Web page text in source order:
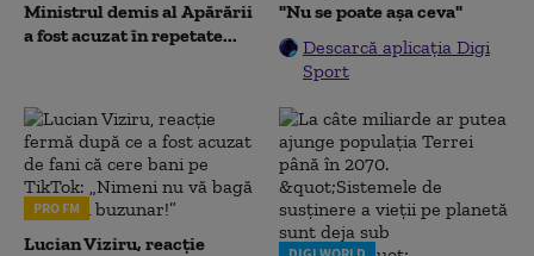
Ministrul demis al Apărării
a fost acuzat în repetate...
"Nu se poate așa ceva"
Descarcă aplicația Digi
Sport
PRO FM
Lucian Viziru, reacție